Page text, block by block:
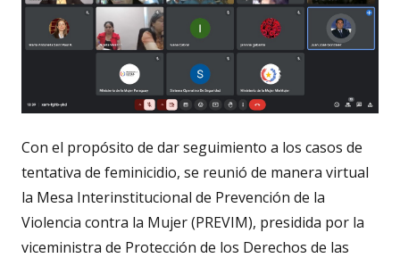
Con el propósito de dar seguimiento a los casos de
tentativa de feminicidio, se reunió de manera virtual
la Mesa Interinstitucional de Prevención de la
Violencia contra la Mujer (PREVIM), presidida por la
viceministra de Protección de los Derechos de las